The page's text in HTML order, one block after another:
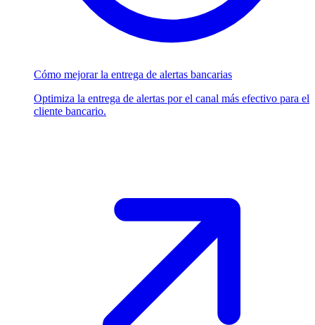
Cómo mejorar la entrega de alertas bancarias
Optimiza la entrega de alertas por el canal más efectivo para el
cliente bancario.